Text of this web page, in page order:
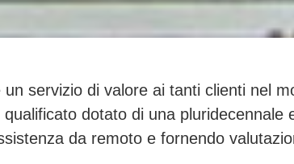
servizio di valore ai tanti clienti nel
dotato di una
da remoto e fornendo